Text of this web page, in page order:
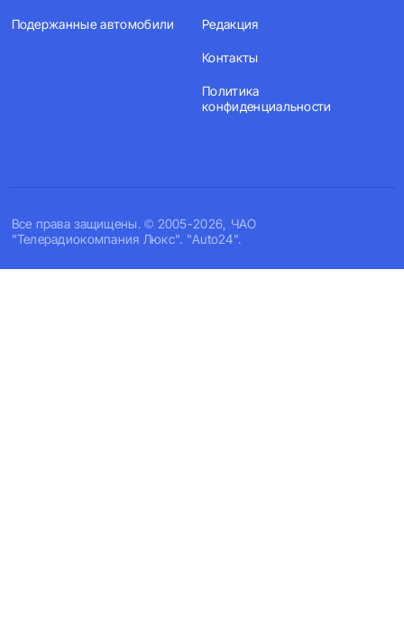
Все права защищены. © 2005-2026, ЧАО
"Телерадиокомпания Люкс". "Auto24".
Подержанные автомобили Редакция
Контакты
Политика
конфиденциальности